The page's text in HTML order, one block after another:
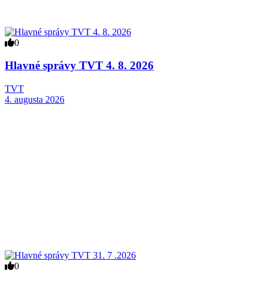
0
Hlavné správy TVT 4. 8. 2026
TVT
4. augusta 2026
0